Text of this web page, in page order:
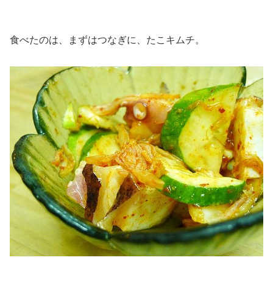
食べたのは、まずはつなぎに、たこキムチ。